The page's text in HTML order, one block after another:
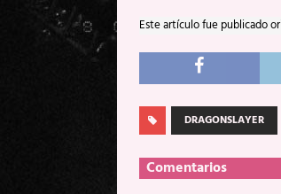
Este artículo fue publicado
DRAGONSLAYER
Comentarios